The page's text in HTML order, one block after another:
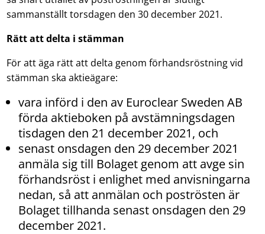
sammanställt torsdagen den 30 december 2021.
Rätt att delta i stämman
För att äga rätt att delta genom förhandsröstning vid
stämman ska aktieägare:
vara införd i den av Euroclear Sweden AB
förda aktieboken på avstämningsdagen
tisdagen den 21 december 2021, och
senast onsdagen den 29 december 2021
anmäla sig till Bolaget genom att avge sin
förhandsröst i enlighet med anvisningarna
nedan, så att anmälan och poströsten är
Bolaget tillhanda senast onsdagen den 29
december 2021.